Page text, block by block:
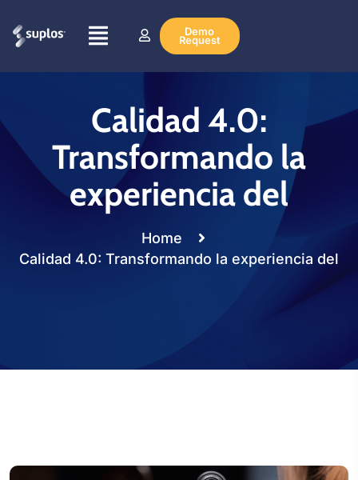
Demo
Request
Calidad 4.0:
Transformando la
experiencia del
Home
Calidad 4.0: Transformando la experiencia del